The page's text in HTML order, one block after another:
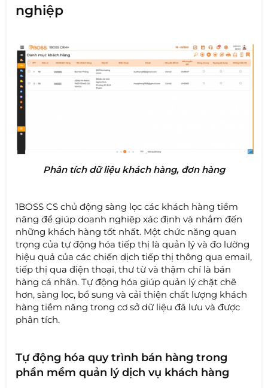
nghiệp
Phân tích dữ liệu khách hàng, đơn hàng
1BOSS CS chủ động sàng lọc các khách hàng tiềm
năng để giúp doanh nghiệp xác định và nhắm đến
những khách hàng tốt nhất. Một chức năng quan
trọng của tự động hóa tiếp thị là quản lý và đo lường
hiệu quả của các chiến dịch tiếp thị thông qua email,
tiếp thị qua điện thoại, thư từ và thậm chí là bán
hàng cá nhân. Tự động hóa giúp quản lý chặt chẽ
hơn, sàng lọc, bổ sung và cải thiện chất lượng khách
hàng tiềm năng trong cơ sở dữ liệu đã lưu và được
phân tích.
Tự động hóa quy trình bán hàng trong
phần mềm quản lý dịch vụ khách hàng